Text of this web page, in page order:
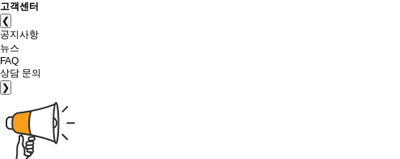
고객센터
❮
공지사항
뉴스
FAQ
상담 문의
❯